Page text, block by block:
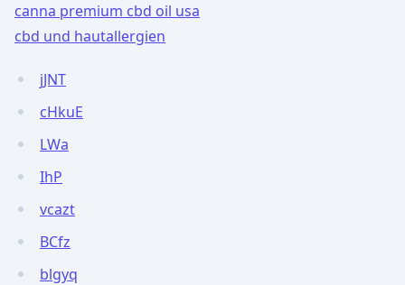
canna premium cbd oil usa
cbd und hautallergien
jJNT
cHkuE
LWa
IhP
vcazt
BCfz
blgyq